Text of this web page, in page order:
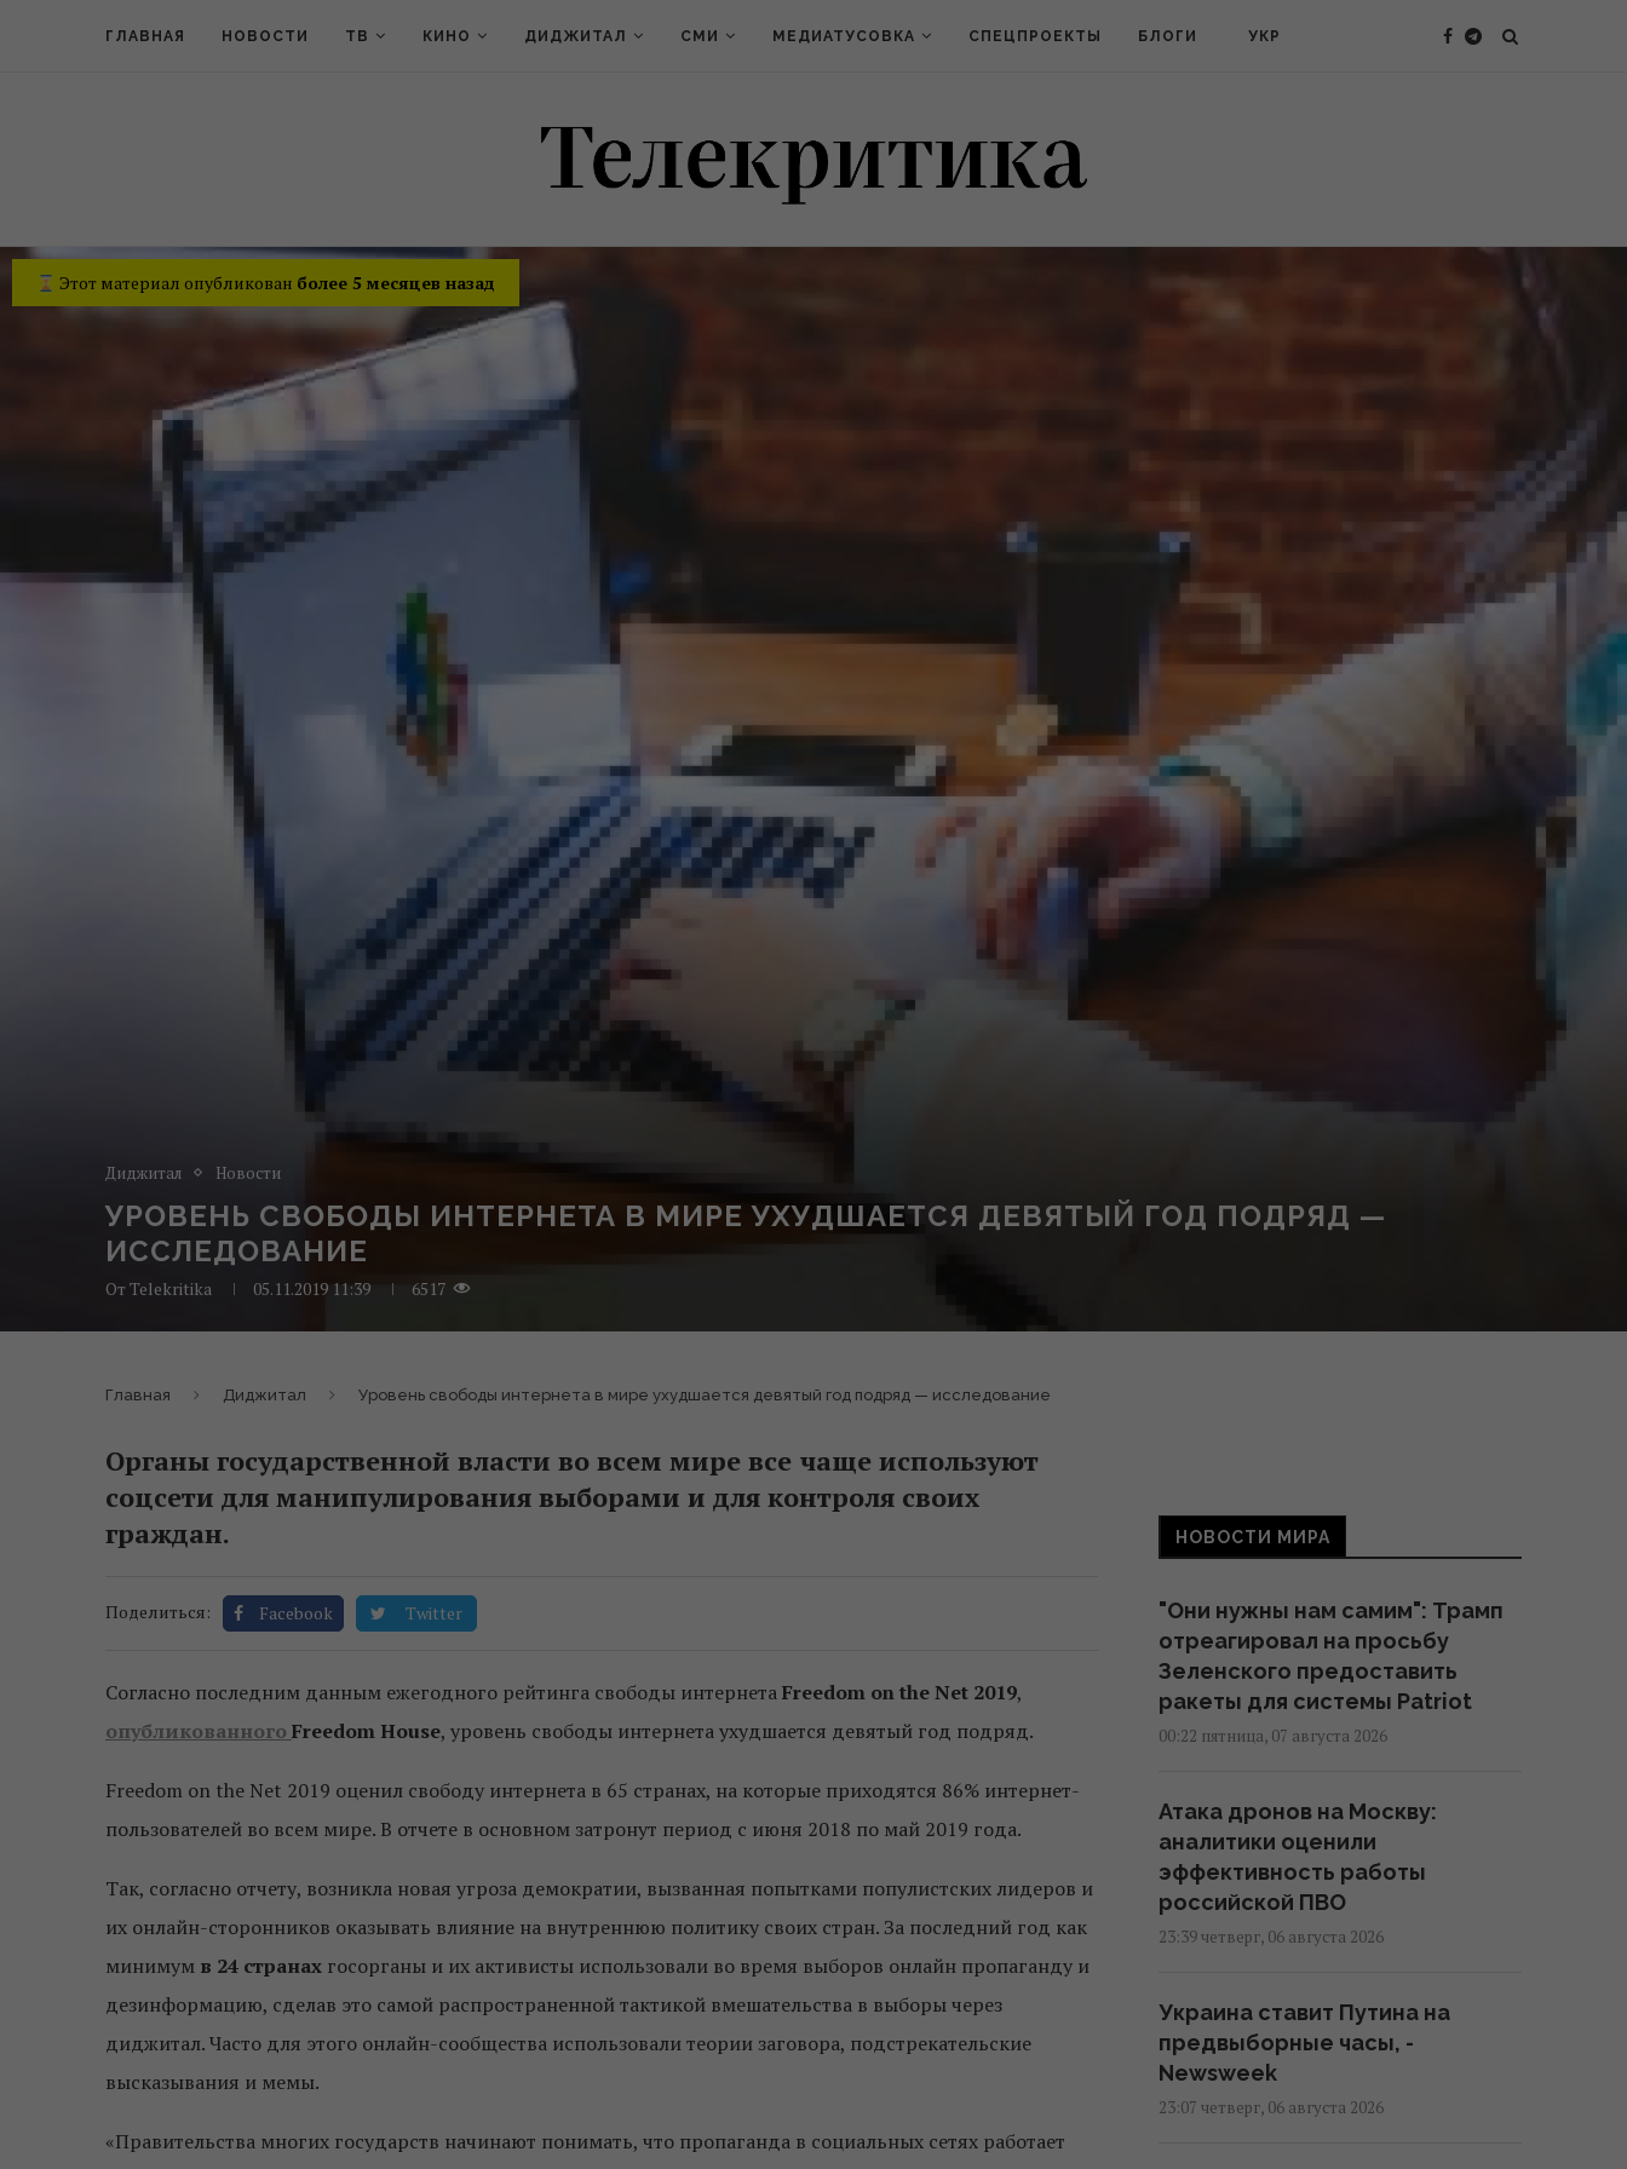
ГЛАВНАЯ НОВОСТИ ТВ КИНО ДИДЖИТАЛ СМИ МЕДИАТУСОВКА СПЕЦПРОЕКТЫ БЛОГИ УКР
Этот материал опубликован более 5 месяцев назад
Диджитал Новости
УРОВЕНЬ СВОБОДЫ ИНТЕРНЕТА В МИРЕ УХУДШАЕТСЯ ДЕВЯТЫЙ ГОД ПОДРЯД —
ИССЛЕДОВАНИЕ
От Telekritika 05.11.2019 11:39 6517
Главная Диджитал Уровень свободы интернета в мире ухудшается девятый год подряд — исследование
Органы государственной власти во всем мире все чаще используют
соцсети для манипулирования выборами и для контроля своих
граждан.
Поделиться: Facebook Twitter
Согласно последним данным ежегодного рейтинга свободы интернетаFreedom on the Net 2019,
опубликованного Freedom House, уровень свободы интернета ухудшается девятый год подряд.
Freedom on the Net 2019 оценил свободу интернета в 65 странах, на которые приходятся 86% интернет-
пользователей во всем мире. В отчете в основном затронут период с июня 2018 по май 2019 года.
Так, согласно отчету, возникла новая угроза демократии, вызванная попытками популистских лидеров и
их онлайн-сторонников оказывать влияние на внутреннюю политику своих стран. За последний год как
минимум в 24 странах госорганы и их активисты использовали во время выборов онлайн пропаганду и
дезинформацию, сделав это самой распространенной тактикой вмешательства в выборы через
диджитал. Часто для этого онлайн-сообщества использовали теории заговора, подстрекательские
высказывания и мемы.
«Правительства многих государств начинают понимать, что пропаганда в социальных сетях работает
НОВОСТИ МИРА
"Они нужны нам самим": Трамп
отреагировал на просьбу
Зеленского предоставить
ракеты для системы Patriot
00:22 пятница, 07 августа 2026
Атака дронов на Москву:
аналитики оценили
эффективность работы
российской ПВО
23:39 четверг, 06 августа 2026
Украина ставит Путина на
предвыборные часы, -
Newsweek
23:07 четверг, 06 августа 2026